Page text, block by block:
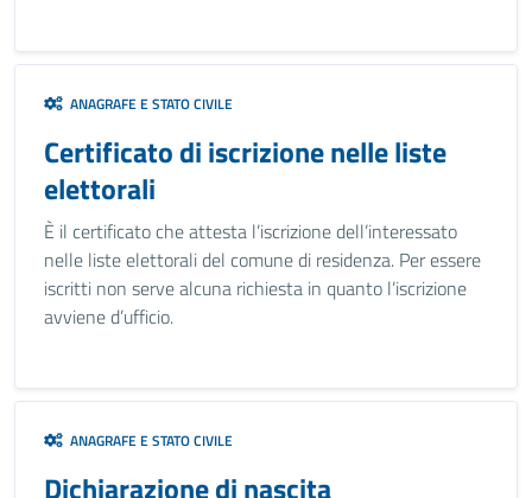
ANAGRAFE E STATO CIVILE
Certificato di iscrizione nelle liste
elettorali
È il certificato che attesta l’iscrizione dell’interessato
nelle liste elettorali del comune di residenza. Per essere
iscritti non serve alcuna richiesta in quanto l’iscrizione
avviene d’ufficio.
ANAGRAFE E STATO CIVILE
Dichiarazione di nascita